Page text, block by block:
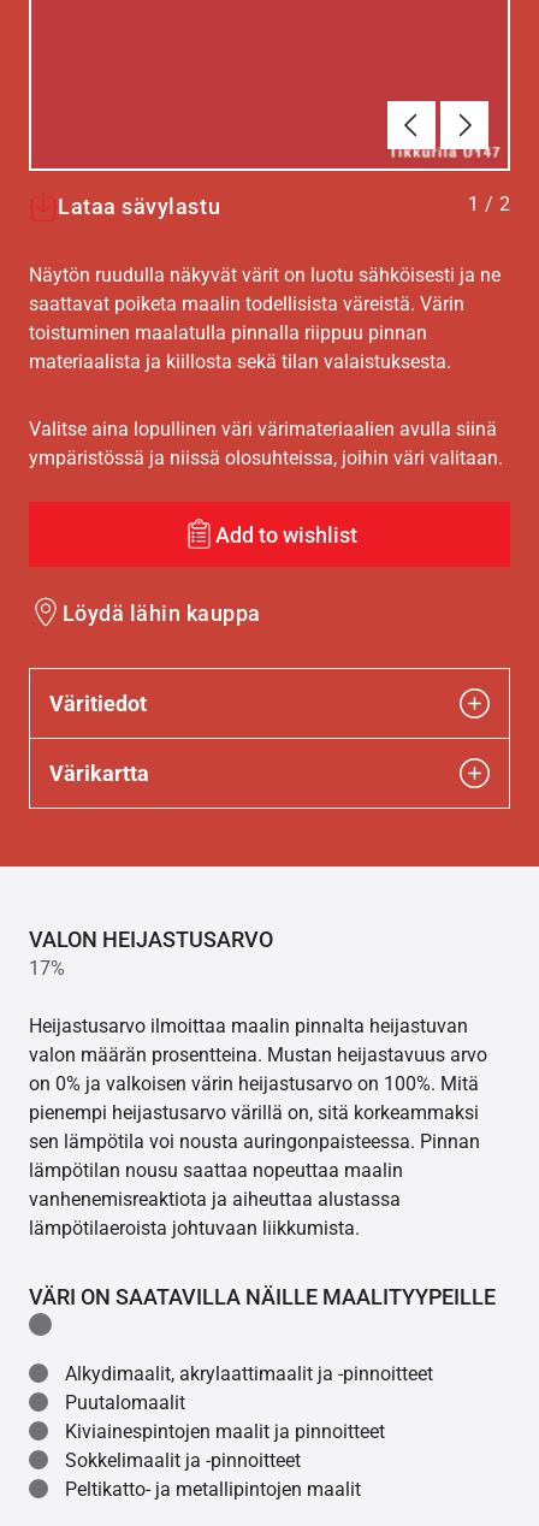
Edellinen
Lataa sävylastu 1 / 2
Näytön ruudulla näkyvät värit on luotu sähköisesti ja ne
saattavat poiketa maalin todellisista väreistä. Värin
toistuminen maalatulla pinnalla riippuu pinnan
materiaalista ja kiillosta sekä tilan valaistuksesta.
Valitse aina lopullinen väri värimateriaalien avulla siinä
ympäristössä ja niissä olosuhteissa, joihin väri valitaan.
Add to wishlist
Löydä lähin kauppa
Väritiedot
Värikartta
VALON HEIJASTUSARVO
17%
Heijastusarvo ilmoittaa maalin pinnalta heijastuvan
valon määrän prosentteina. Mustan heijastavuus arvo
on 0% ja valkoisen värin heijastusarvo on 100%. Mitä
pienempi heijastusarvo värillä on, sitä korkeammaksi
sen lämpötila voi nousta auringonpaisteessa. Pinnan
lämpötilan nousu saattaa nopeuttaa maalin
vanhenemisreaktiota ja aiheuttaa alustassa
lämpötilaeroista johtuvaan liikkumista.
VÄRI ON SAATAVILLA NÄILLE MAALITYYPEILLE
Alkydimaalit, akrylaattimaalit ja -pinnoitteet
Puutalomaalit
Kiviainespintojen maalit ja pinnoitteet
Sokkelimaalit ja -pinnoitteet
Peltikatto- ja metallipintojen maalit